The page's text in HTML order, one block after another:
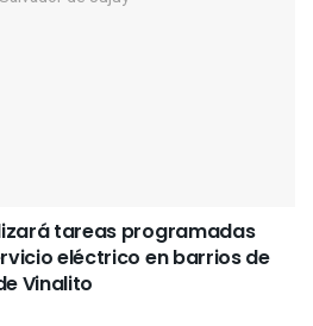
tareas programadas
eléctrico en barrios de
Vinalito